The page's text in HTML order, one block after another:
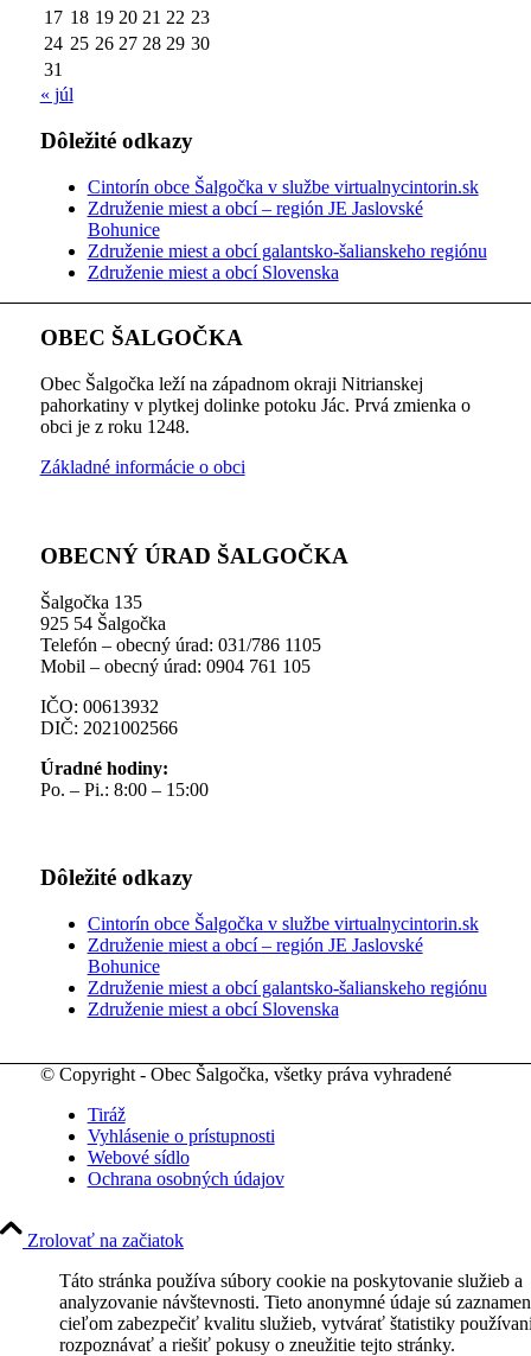
17 18 19 20 21 22 23
24 25 26 27 28 29 30
31
« júl
Dôležité odkazy
Cintorín obce Šalgočka v službe virtualnycintorin.sk
Združenie miest a obcí – región JE Jaslovské
Bohunice
Združenie miest a obcí galantsko-šalianskeho regiónu
Združenie miest a obcí Slovenska
OBEC ŠALGOČKA
Obec Šalgočka leží na západnom okraji Nitrianskej
pahorkatiny v plytkej dolinke potoku Jác. Prvá zmienka o
obci je z roku 1248.
Základné informácie o obci
OBECNÝ ÚRAD ŠALGOČKA
Šalgočka 135
925 54 Šalgočka
Telefón – obecný úrad: 031/786 1105
Mobil – obecný úrad: 0904 761 105
IČO: 00613932
DIČ: 2021002566
Úradné hodiny:
Po. – Pi.: 8:00 – 15:00
Dôležité odkazy
Cintorín obce Šalgočka v službe virtualnycintorin.sk
Združenie miest a obcí – región JE Jaslovské
Bohunice
Združenie miest a obcí galantsko-šalianskeho regiónu
Združenie miest a obcí Slovenska
© Copyright - Obec Šalgočka, všetky práva vyhradené
Tiráž
Vyhlásenie o prístupnosti
Webové sídlo
Ochrana osobných údajov
Zrolovať na začiatok
Táto stránka používa súbory cookie na poskytovanie služieb a
analyzovanie návštevnosti. Tieto anonymné údaje sú
cieľom zabezpečiť kvalitu služieb, vytvárať štatistiky
rozpoznávať a riešiť pokusy o zneužitie tejto stránky.